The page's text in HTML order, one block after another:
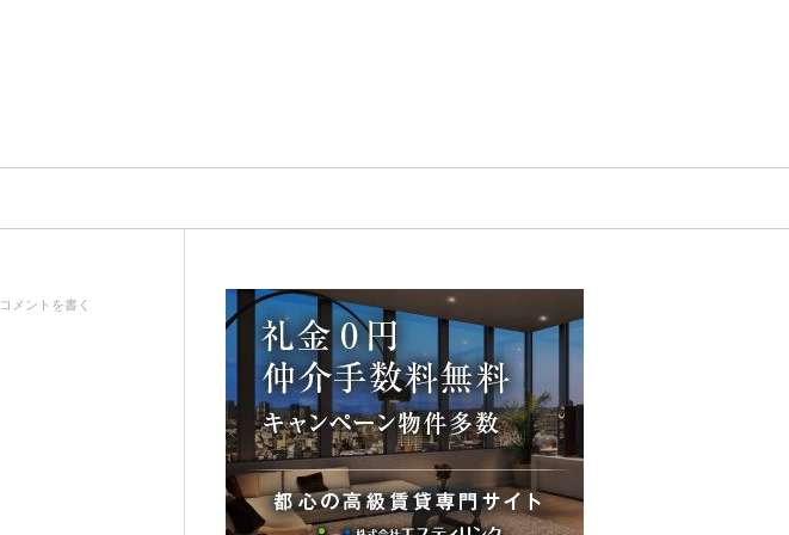
コメントを書く